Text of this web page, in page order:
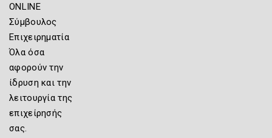
ONLINE
Σύμβουλος
Επιχειρηματία
Όλα όσα
αφορούν την
ίδρυση και την
λειτουργία της
επιχείρησής
σας.